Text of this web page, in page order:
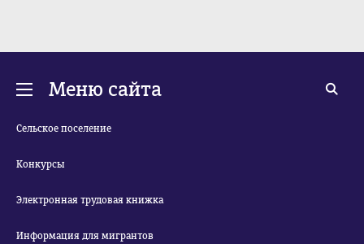
Меню сайта
Сельское поселение
Конкурсы
Электронная трудовая книжка
Информация для мигрантов